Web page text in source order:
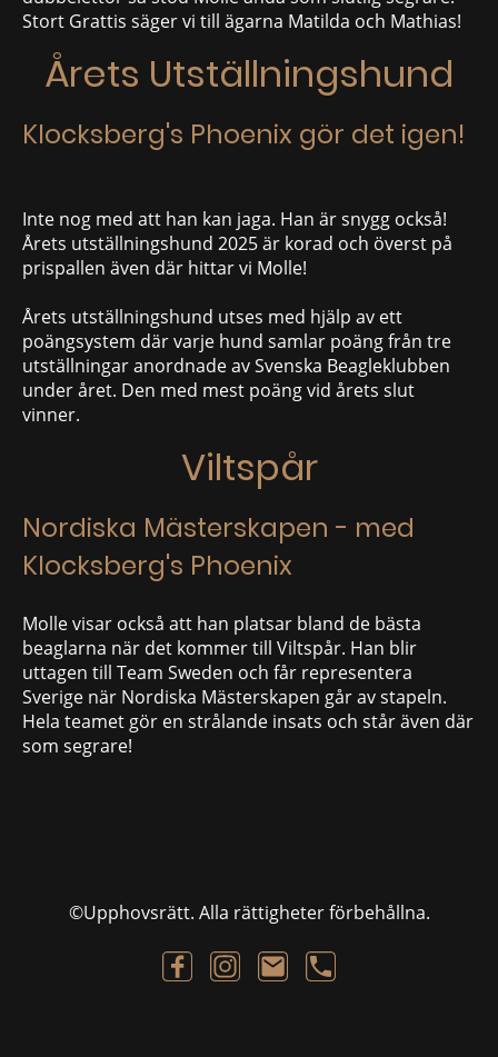
Stort Grattis säger vi till ägarna Matilda och Mathias!
Årets Utställningshund
Klocksberg's Phoenix gör det igen!
Inte nog med att han kan jaga. Han är snygg också!
Årets utställningshund 2025 är korad och överst på
prispallen även där hittar vi Molle!
Årets utställningshund utses med hjälp av ett
poängsystem där varje hund samlar poäng från tre
utställningar anordnade av Svenska Beagleklubben
under året. Den med mest poäng vid årets slut
vinner.
Viltspår
Nordiska Mästerskapen - med
Klocksberg's Phoenix
Molle visar också att han platsar bland de bästa
beaglarna när det kommer till Viltspår. Han blir
uttagen till Team Sweden och får representera
Sverige när Nordiska Mästerskapen går av stapeln.
Hela teamet gör en strålande insats och står även där
som segrare!
©Upphovsrätt. Alla rättigheter förbehållna.